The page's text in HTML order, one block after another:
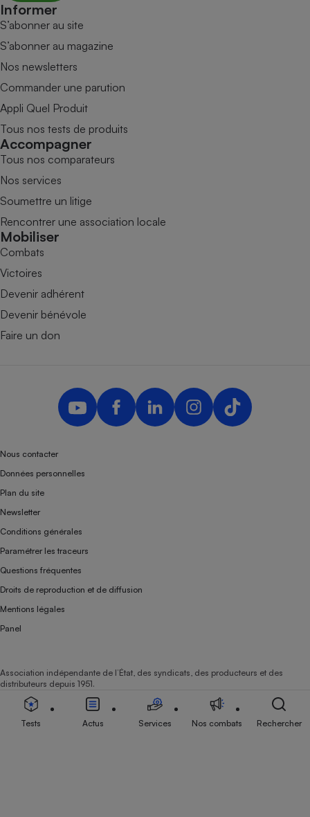
Informer
S’abonner au site
S’abonner au magazine
Nos newsletters
Commander une parution
Appli Quel Produit
Tous nos tests de produits
Accompagner
Tous nos comparateurs
Nos services
Soumettre un litige
Rencontrer une association locale
Mobiliser
Combats
Victoires
Devenir adhérent
Devenir bénévole
Faire un don
Nous contacter
Données personnelles
Plan du site
Newsletter
Conditions générales
Paramétrer les traceurs
Questions fréquentes
Droits de reproduction et de diffusion
Mentions légales
Panel
Association indépendante de l’État, des syndicats, des producteurs et des
distributeurs depuis 1951.
Tests Actus Services Nos combats Rechercher